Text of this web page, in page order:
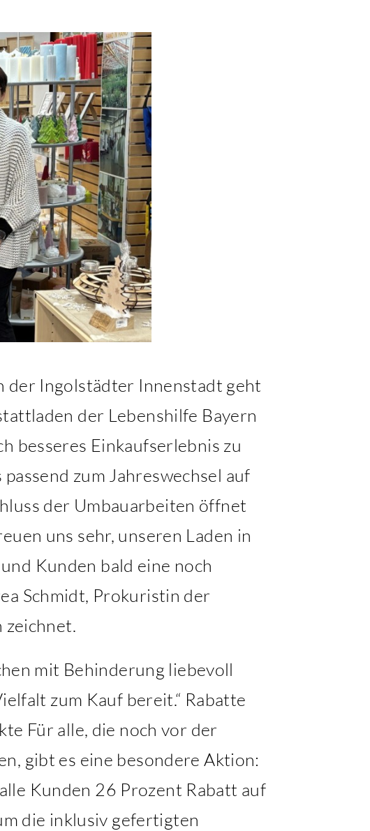
der Ingolstädter Innenstadt geht
der Lebenshilfe Bayern
besseres Einkaufserlebnis zu
zum Jahreswechsel auf
der Umbauarbeiten öffnet
uns sehr, unseren Laden in
Kunden bald eine noch
Schmidt, Prokuristin der
mit Behinderung liebevoll
zum Kauf bereit.“ Rabatte
Für alle, die noch vor der
gibt es eine besondere Aktion:
Kunden 26 Prozent Rabatt auf
die inklusiv gefertigten